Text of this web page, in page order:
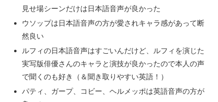
見せ場シーンだけは日本語音声が良かった
ウソップは日本語音声の方が愛されキャラ感があって断
然良い
ルフィの日本語音声はすごいんだけど、ルフィを演じた
実写版俳優さんのキャラと演技が良かったので本人の声
で聞くのも好き（＆聞き取りやすい英語！）
パティ、ガープ、コビー、ヘルメッポは英語音声の方が